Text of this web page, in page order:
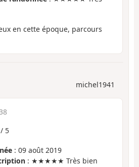
en cette époque, parcours
michel1941
/ 5
: 09 août 2019
: ★★★★★ Très bien